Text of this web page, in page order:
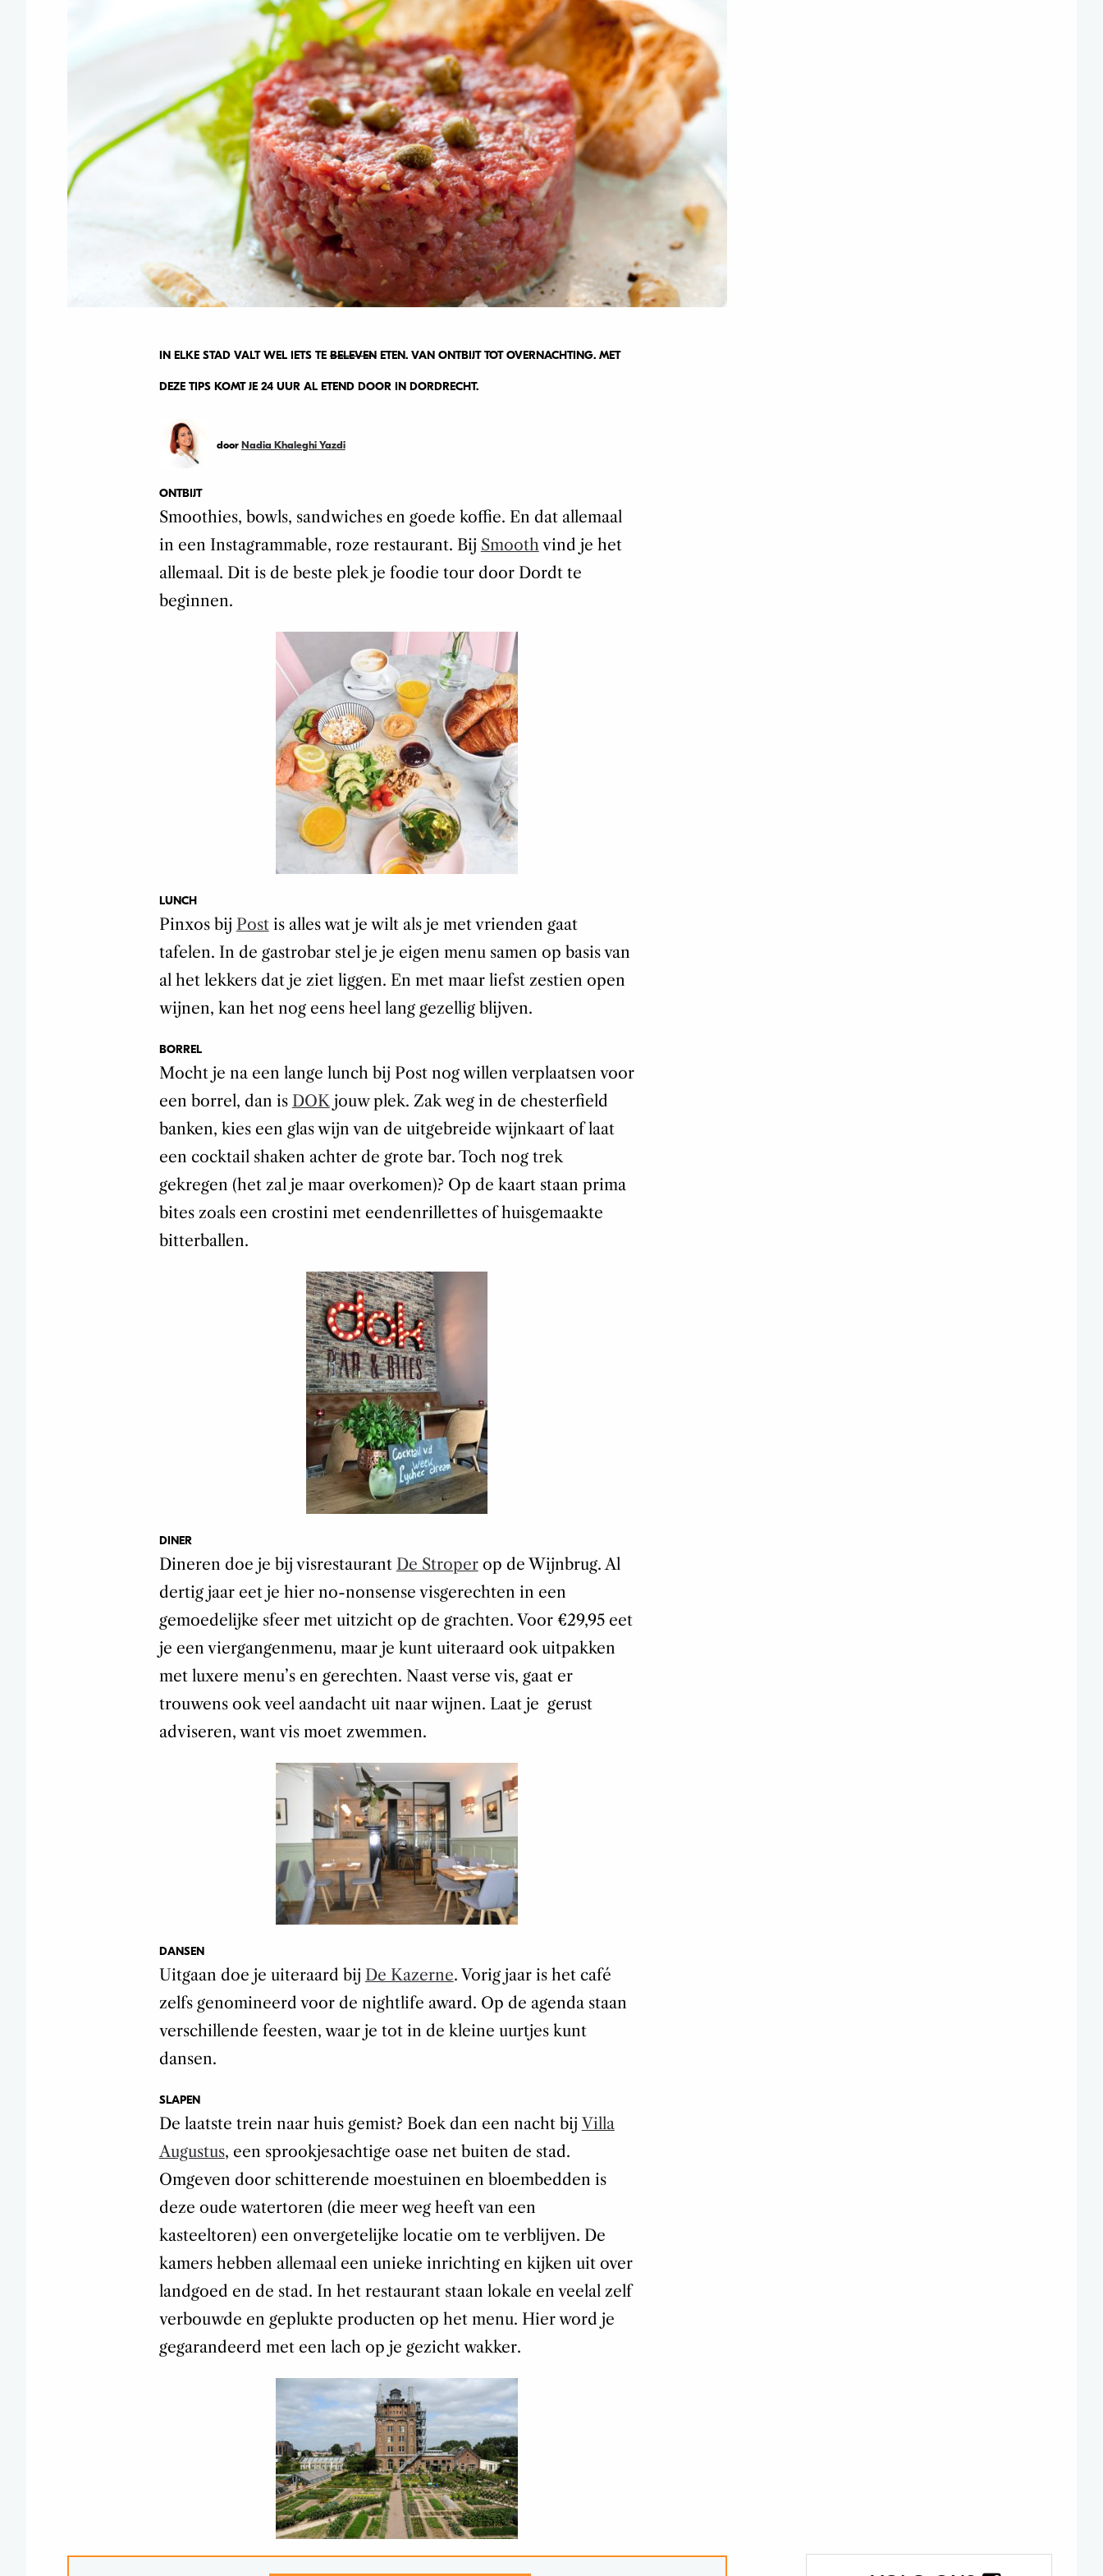
IN ELKE STAD VALT WEL IETS TEBELEVENETEN. VAN ONTBIJT TOT OVERNACHTING. MET
DEZE TIPS KOMT JE 24 UUR AL ETEND DOOR IN DORDRECHT.
door Nadia Khaleghi Yazdi
ONTBIJT
Smoothies, bowls, sandwiches en goede koffie. En dat allemaal
in een Instagrammable, roze restaurant. Bij Smoothvind je het
allemaal. Dit is de beste plek je foodie tour door Dordt te
beginnen.
LUNCH
Pinxos bij Postis alles wat je wilt als je met vrienden gaat
tafelen. In de gastrobar stel je je eigen menu samen op basis van
al het lekkers dat je ziet liggen. En met maar liefst zestien open
wijnen, kan het nog eens heel lang gezellig blijven.
BORREL
Mocht je na een lange lunch bij Post nog willen verplaatsen voor
een borrel, dan is DOKjouw plek. Zak weg in de chesterfield
banken, kies een glas wijn van de uitgebreide wijnkaart of laat
een cocktail shaken achter de grote bar. Toch nog trek
gekregen (het zal je maar overkomen)? Op de kaart staan prima
bites zoals een crostini met eendenrillettes of huisgemaakte
bitterballen.
DINER
Dineren doe je bij visrestaurant De Stroperop de Wijnbrug. Al
dertig jaar eet je hier no-nonsense visgerechten in een
gemoedelijke sfeer met uitzicht op de grachten. Voor €29,95 eet
je een viergangenmenu, maar je kunt uiteraard ook uitpakken
met luxere menu’s en gerechten. Naast verse vis, gaat er
trouwens ook veel aandacht uit naar wijnen. Laat je gerust
adviseren, want vis moet zwemmen.
DANSEN
Uitgaan doe je uiteraard bij De Kazerne. Vorig jaar is het café
zelfs genomineerd voor de nightlife award. Op de agenda staan
verschillende feesten, waar je tot in de kleine uurtjes kunt
dansen.
SLAPEN
De laatste trein naar huis gemist? Boek dan een nacht bij Villa
Augustus, een sprookjesachtige oase net buiten de stad.
Omgeven door schitterende moestuinen en bloembedden is
deze oude watertoren (die meer weg heeft van een
kasteeltoren) een onvergetelijke locatie om te verblijven. De
kamers hebben allemaal een unieke inrichting en kijken uit over
landgoed en de stad. In het restaurant staan lokale en veelal zelf
verbouwde en geplukte producten op het menu. Hier word je
gegarandeerd met een lach op je gezicht wakker.